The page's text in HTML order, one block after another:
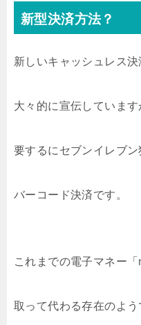
新型決済方法？
新しいキャッシュレス
大々的に宣伝しています
要するにセブンイレブ
バーコード決済です。
これまでの電子マネー
取って代わる存在のよう